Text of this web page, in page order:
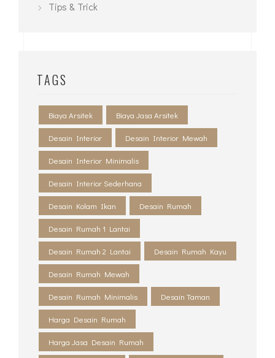
Tips & Trick
TAGS
Biaya Arsitek Biaya Jasa Arsitek
Desain Interior Desain Interior Mewah
Desain Interior Minimalis
Desain Interior Sederhana
Desain Kolam Ikan Desain Rumah
Desain Rumah 1 Lantai
Desain Rumah 2 Lantai Desain Rumah Kayu
Desain Rumah Mewah
Desain Rumah Minimalis Desain Taman
Harga Desain Rumah
Harga Jasa Desain Rumah